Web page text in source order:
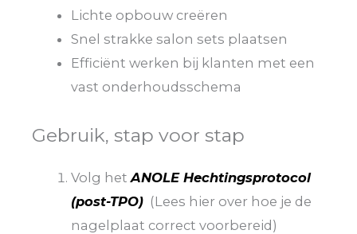
Lichte opbouw creëren
Snel strakke salon sets plaatsen
Efficiënt werken bij klanten met een
vast onderhoudsschema
Gebruik, stap voor stap
Volg hetANOLE Hechtingsprotocol
(post-TPO) (Lees hier over hoe je de
nagelplaat correct voorbereid)